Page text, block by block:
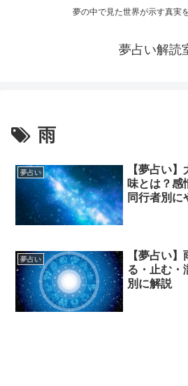
夢の中で見た世界が示す真実
夢占い解読
雨
夢占い
【夢占い
味とは？感
同行者別に
夢占い
【夢占い
る・止む・
別に解説